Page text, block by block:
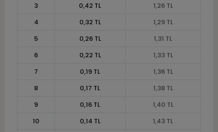
3
0,42 TL
1,26 TL
4
0,32 TL
1,29 TL
5
0,26 TL
1,31 TL
6
0,22 TL
1,33 TL
7
0,19 TL
1,36 TL
8
0,17 TL
1,38 TL
9
0,16 TL
1,40 TL
10
0,14 TL
1,43 TL